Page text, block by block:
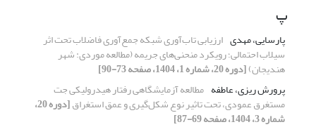
پ
پارسایی، مهدی ارزیابی تاب‌آوری شبکه جمع‌آوری فاضلاب تحت اثر
سیلاب احتمالی؛ رویکرد منحنی‌های جریمه (مطالعه موردی: شهر
هندیجان)[دوره 20، شماره 1، 1404، صفحه 73-90]
پرورش ریزی، عاطفه مطالعه آزمایشگاهی رفتار هیدرولیکی جت‌
مستغرق عمودی، تحت تاثیر نوع شکل‌گیری و عمق استغراق [دوره 20،
شماره 3، 1404، صفحه 69-87]